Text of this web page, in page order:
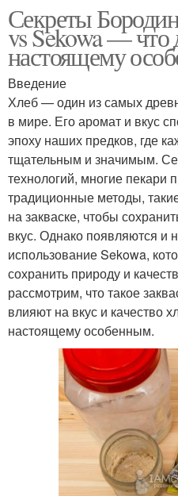
Секреты
vs Sekowa — что
настоящему
Введение
Хлеб — один из самых
в мире. Его аромат и вкус
эпоху наших предков, где
тщательным и значимым.
технологий, многие пекари
традиционные методы,
на закваске, чтобы
вкус. Однако появляются
использование Sekowa,
сохранить природу и
рассмотрим, что такое
влияют на вкус и качество
настоящему особенным.